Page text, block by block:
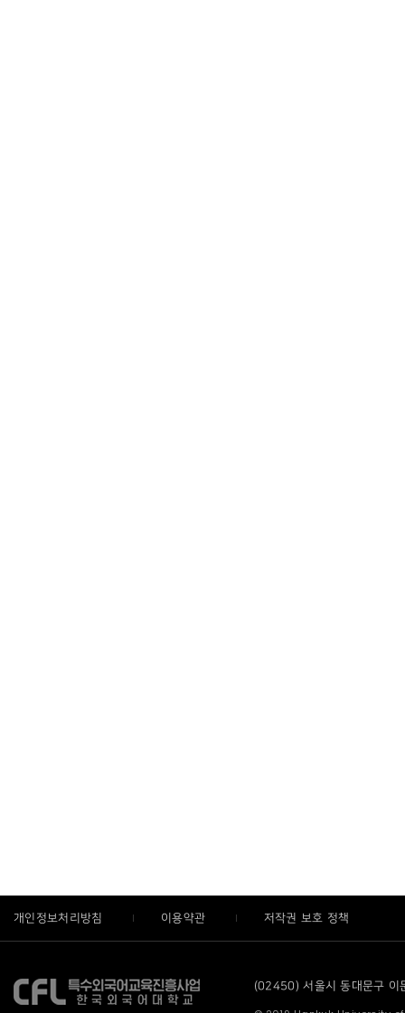
개인정보처리방침 이용약관 저작권 보호 정책
(02450) 서울시 동대문구